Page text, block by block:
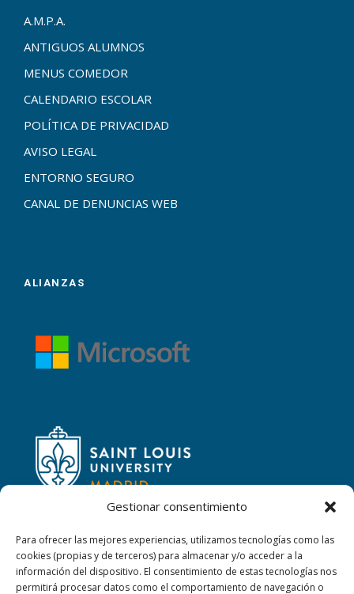
Gestionar consentimiento
Para ofrecer las mejores experiencias, utilizamos tecnologías como las
cookies (propias y de terceros) para almacenar y/o acceder a la
información del dispositivo. El consentimiento de estas tecnologías nos
permitirá procesar datos como el comportamiento de navegación o
A.M.P.A.
ANTIGUOS ALUMNOS
MENUS COMEDOR
CALENDARIO ESCOLAR
POLÍTICA DE PRIVACIDAD
AVISO LEGAL
ENTORNO SEGURO
CANAL DE DENUNCIAS WEB
ALIANZAS
CONTACTAR